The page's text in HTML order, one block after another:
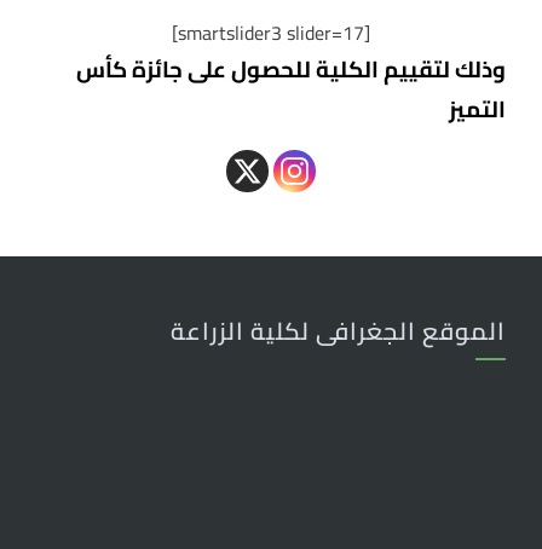
[smartslider3 slider=17]
وذلك لتقييم الكلية للحصول على جائزة كأس
التميز
الموقع الجغرافى لكلية الزراعة